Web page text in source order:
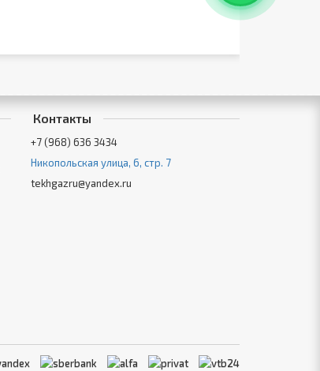
Контакты
+7 (968) 636 3434
Никопольская улица, 6, стр. 7
tekhgazru@yandex.ru